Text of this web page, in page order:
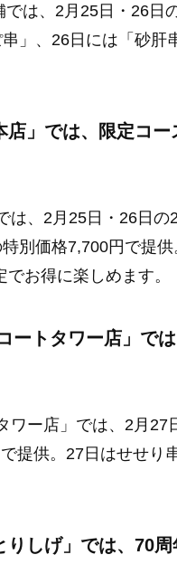
は、2月25日・26日
」、26日には「砂肝
店」では、限定コ
は、2月25日・26日
別価格7,700円で提
お得に楽しめます。
ートタワー店」で
ワー店」では、2月
提供。27日はせせり
りしげ」では、70